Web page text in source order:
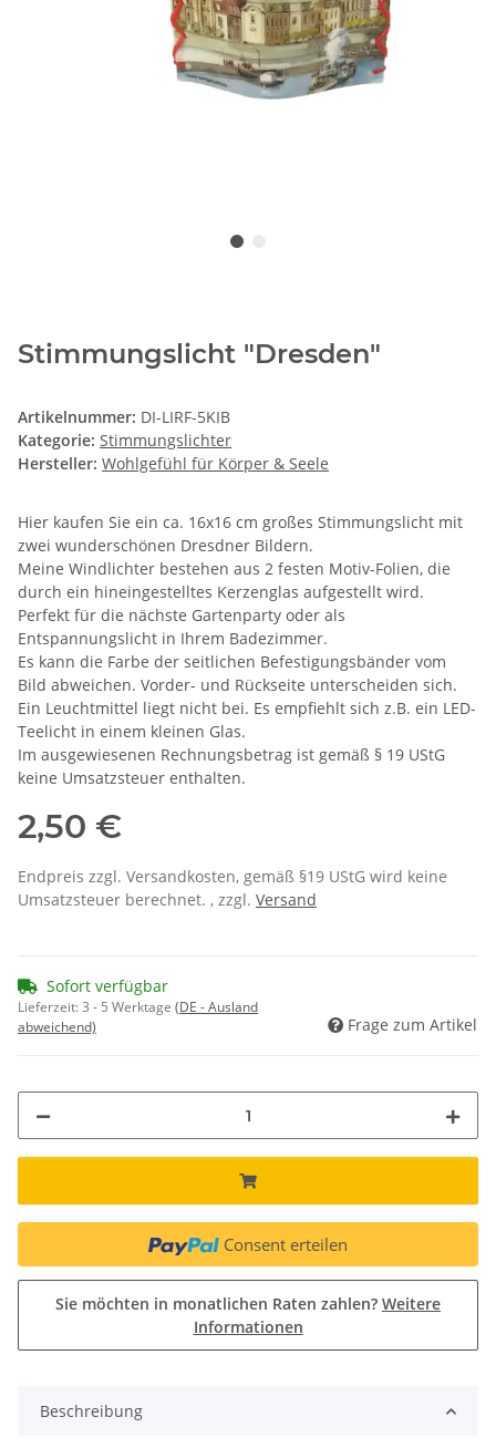
Stimmungslicht "Dresden"
Artikelnummer: DI-LIRF-5KIB
Kategorie: Stimmungslichter
Hersteller: Wohlgefühl für Körper & Seele
Hier kaufen Sie ein ca. 16x16 cm großes Stimmungslicht mit
zwei wunderschönen Dresdner Bildern.
Meine Windlichter bestehen aus 2 festen Motiv-Folien, die
durch ein hineingestelltes Kerzenglas aufgestellt wird.
Perfekt für die nächste Gartenparty oder als
Entspannungslicht in Ihrem Badezimmer.
Es kann die Farbe der seitlichen Befestigungsbänder vom
Bild abweichen. Vorder- und Rückseite unterscheiden sich.
Ein Leuchtmittel liegt nicht bei. Es empfiehlt sich z.B. ein LED-
Teelicht in einem kleinen Glas.
Im ausgewiesenen Rechnungsbetrag ist gemäß § 19 UStG
keine Umsatzsteuer enthalten.
2,50 €
Endpreis zzgl. Versandkosten, gemäß §19 UStG wird keine
Umsatzsteuer berechnet. , zzgl. Versand
Sofort verfügbar
Lieferzeit:3 - 5 Werktage (DE - Ausland
abweichend)
Frage zum Artikel
Consent erteilen
Sie möchten in monatlichen Raten zahlen? Weitere
Informationen
Beschreibung